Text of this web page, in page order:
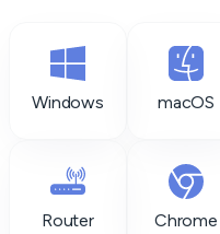
Windows macOS
Router Chrome